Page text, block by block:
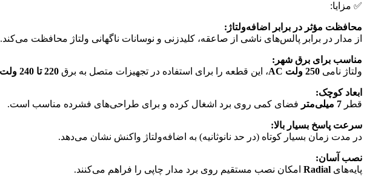
✅ مزایا:
محافظت مؤثر در برابر اضافه‌ولتاژ:
از مدار در برابر پالس‌های ناشی از صاعقه، کلیدزنی و نوسانات ناگهانی ولتاژ محافظت می‌کند.
مناسب برای برق شهر:
ولتاژ نامی 250 ولت AC ، این قطعه را برای استفاده در تجهیزات متصل به برق 220 تا 240 ولت AC
ابعاد کوچک:
قطر 7 میلی‌متر فضای کمی روی برد اشغال کرده و برای طراحی‌های فشرده مناسب است.
سرعت پاسخ بسیار بالا:
در مدت زمان بسیار کوتاه (در حد نانوثانیه) به اضافه‌ولتاژ واکنش نشان می‌دهد.
نصب آسان:
پایه‌های Radial امکان نصب مستقیم روی برد مدار چاپی را فراهم می‌کنند.